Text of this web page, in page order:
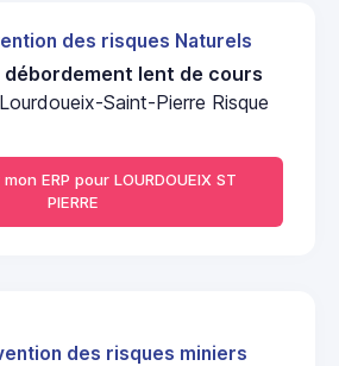
des risques Naturels
débordement lent de cours
Saint-Pierre Risque
ERP pour LOURDOUEIX ST
PIERRE
des risques miniers